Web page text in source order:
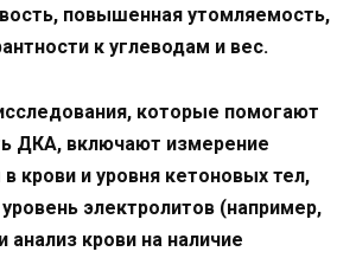
повышенная утомляемость,
к углеводам и вес.
которые помогают
ДКА, включают измерение
крови и уровня кетоновых тел,
электролитов (например,
анализ крови на наличие